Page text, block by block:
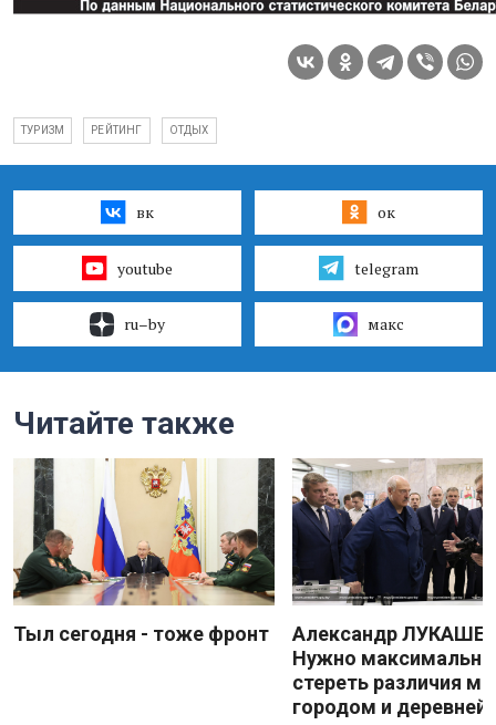
ТУРИЗМ РЕЙТИНГ ОТДЫХ
вк ок
youtube telegram
ru–by макс
Читайте также
Тыл сегодня - тоже фронт
Александр
Нужно максимально
стереть различия
городом и деревней